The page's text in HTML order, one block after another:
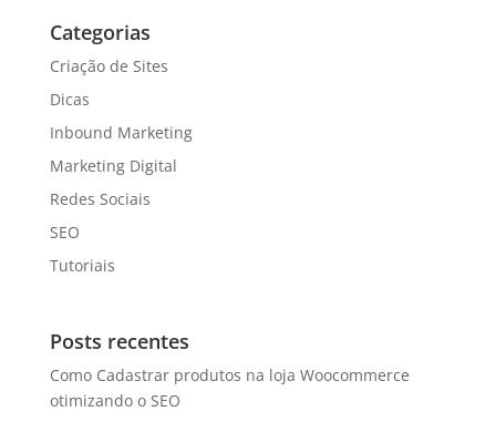
Categorias
Criação de Sites
Dicas
Inbound Marketing
Marketing Digital
Redes Sociais
SEO
Tutoriais
Posts recentes
Como Cadastrar produtos na loja Woocommerce
otimizando o SEO